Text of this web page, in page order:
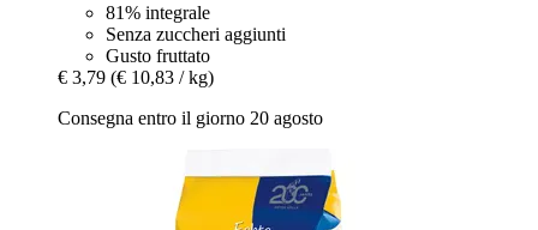
81% integrale
Senza zuccheri aggiunti
Gusto fruttato
€ 3,79 (€ 10,83 / kg)
Consegna entro il giorno 20 agosto